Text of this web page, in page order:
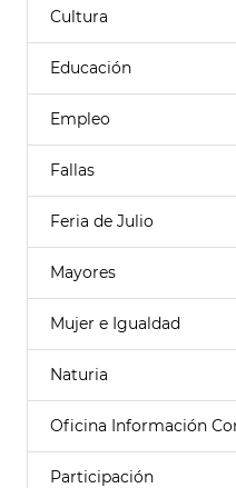
Cultura
Educación
Empleo
Fallas
Feria de Julio
Mayores
Mujer e Igualdad
Naturia
Oficina Información
Participación